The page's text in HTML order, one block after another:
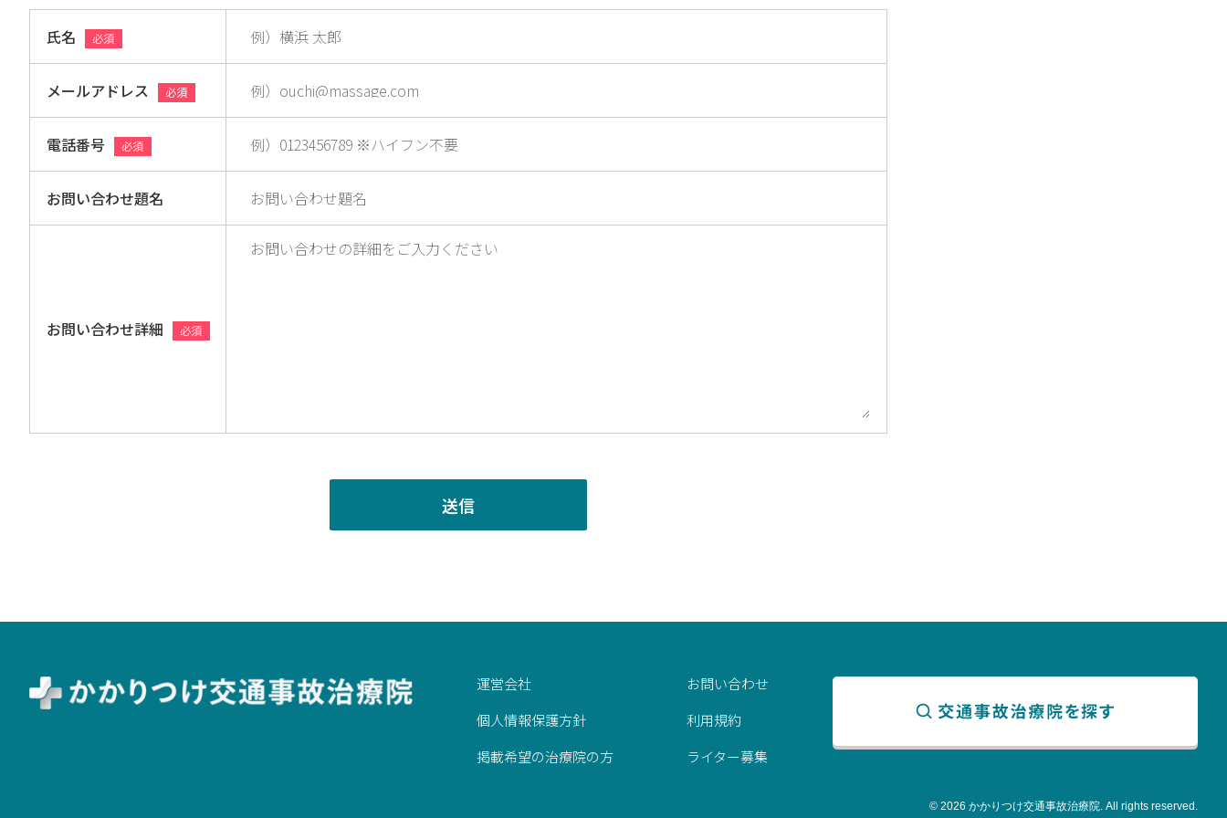
氏名 必須
メールアドレス 必須
電話番号 必須
お問い合わせ題名
お問い合わせ詳細 必須
運営会社
個人情報保護方針
掲載希望の治療院の方
お問い合わせ
利用規約
ライター募集
© 2026 かかりつけ交通事故治療院. All rights reserved.